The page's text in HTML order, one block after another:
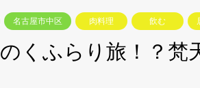
名古屋市中区 肉料理 飲む
くふらり旅！？梵